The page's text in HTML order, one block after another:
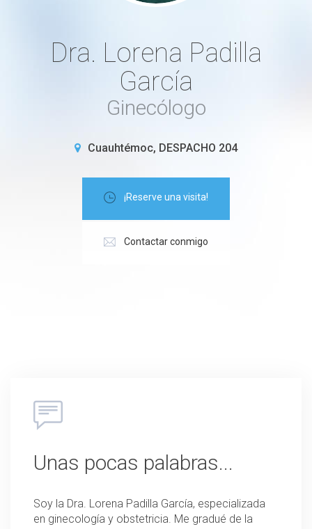
Dra. Lorena Padilla
García
Ginecólogo
Cuauhtémoc, DESPACHO 204
¡Reserve una visita!
Contactar conmigo
Unas pocas palabras...
Soy la Dra. Lorena Padilla García, especializada
en ginecología y obstetricia. Me gradué de la